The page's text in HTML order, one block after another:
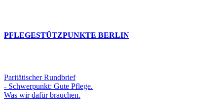
PFLEGESTÜTZPUNKTE BERLIN
Paritätischer Rundbrief
- Schwerpunkt: Gute Pflege.
Was wir dafür brauchen.